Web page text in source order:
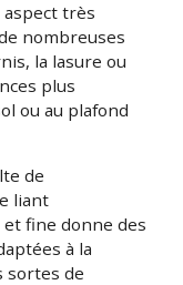
aspect très
nombreuses
la lasure ou
plus
ou au plafond
de
liant
fine donne des
à la
sortes de